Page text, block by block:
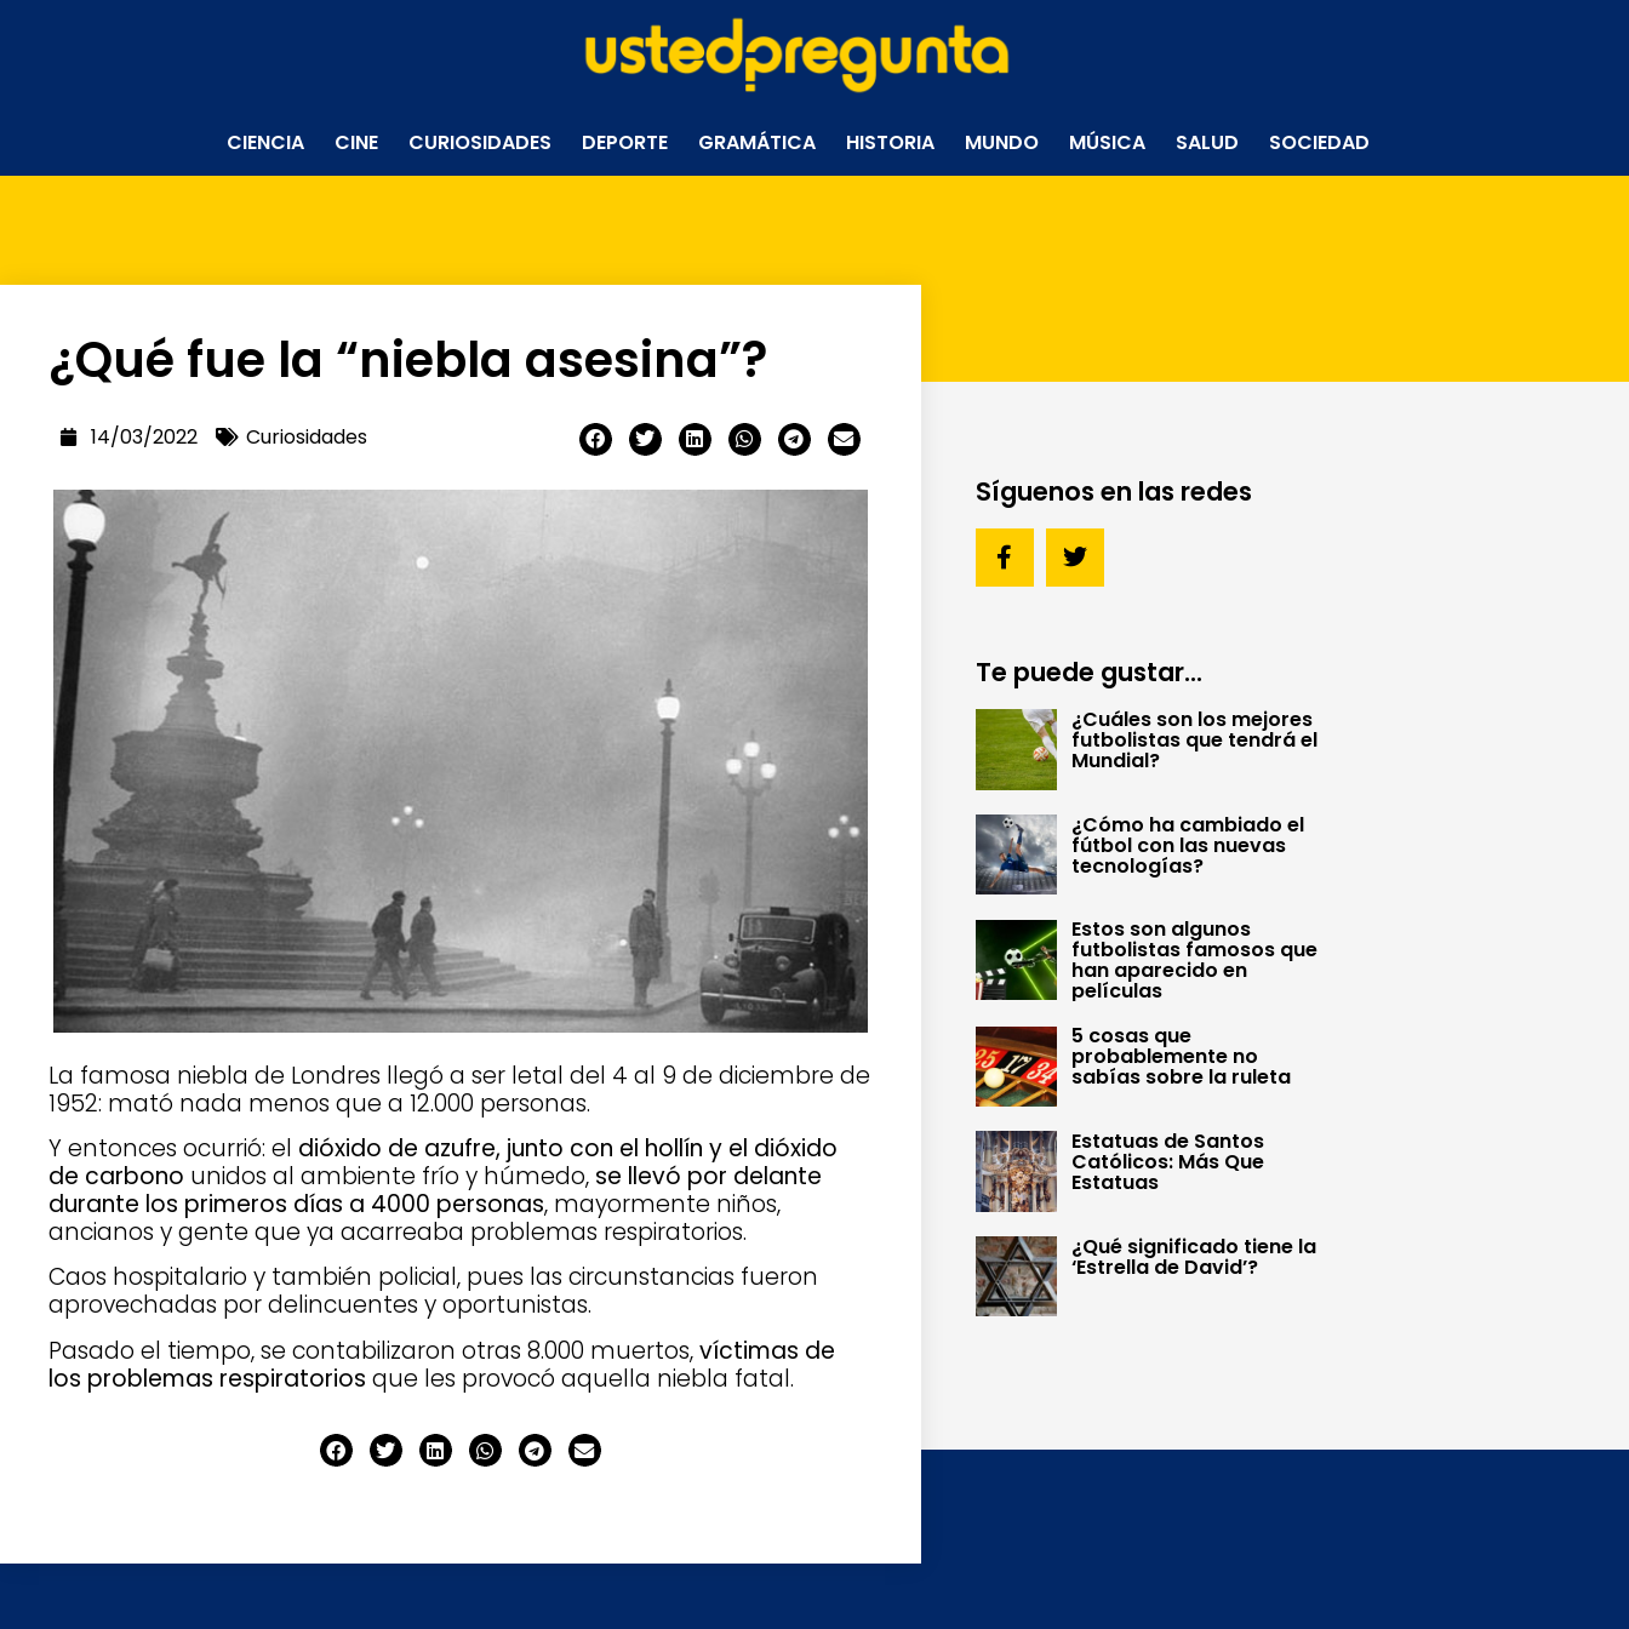
CIENCIA CINE CURIOSIDADES DEPORTE GRAMÁTICA HISTORIA MUNDO MÚSICA SALUD SOCIEDAD
¿Qué fue la “niebla asesina”?
14/03/2022 Curiosidades
La famosa niebla de Londres llegó a ser letal del 4 al 9 de diciembre de
1952: mató nada menos que a 12.000 personas.
Y entonces ocurrió: el dióxido de azufre, junto con el hollín y el dióxido
de carbono unidos al ambiente frío y húmedo, se llevó por delante
durante los primeros días a 4000 personas, mayormente niños,
ancianos y gente que ya acarreaba problemas respiratorios.
Caos hospitalario y también policial, pues las circunstancias fueron
aprovechadas por delincuentes y oportunistas.
Pasado el tiempo, se contabilizaron otras 8.000 muertos,víctimas de
los problemas respiratorios que les provocó aquella niebla fatal.
Síguenos en las redes
Te puede gustar...
¿Cuáles son los mejores
futbolistas que tendrá el
Mundial?
¿Cómo ha cambiado el
fútbol con las nuevas
tecnologías?
Estos son algunos
futbolistas famosos que
han aparecido en
películas
5 cosas que
probablemente no
sabías sobre la ruleta
Estatuas de Santos
Católicos: Más Que
Estatuas
¿Qué significado tiene la
‘Estrella de David’?